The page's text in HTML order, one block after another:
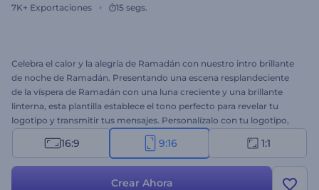
7K+ Exportaciones 15 segs.
Celebra el calor y la alegría de Ramadán con nuestro intro brillante
de noche de Ramadán. Presentando una escena resplandeciente
de la víspera de Ramadán con una luna creciente y una brillante
linterna, esta plantilla establece el tono perfecto para revelar tu
logotipo y transmitir tus mensajes. Personalízalo con tu logotipo,
escribe tus mensajes festivos y agrega una pista de música de
fondo para completar la atmósfera alegre. Perfecto para videos de
abridores de presentaciones festivas y más. ¡Crea ahora y difunde el
16:9 9:16 1:1
Crear Ahora